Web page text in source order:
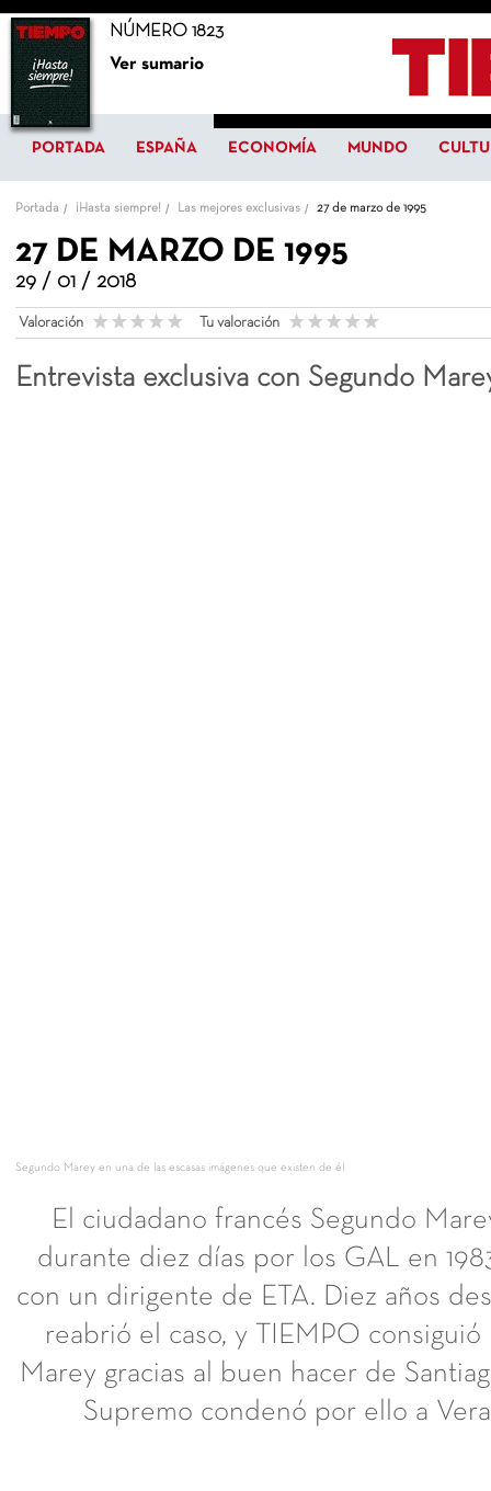
NÚMERO 1823
Ver sumario
PORTADA ESPAÑA ECONOMÍA MUNDO
Portada ¡Hasta siempre! Las mejores exclusivas 27 de marzo de 1995
27 DE MARZO DE 1995
29 / 01 / 2018
Valoración Tu valoración
Entrevista exclusiva con Segundo
Segundo Marey en una de las escasas imágenes que existen de él
El ciudadano francés Segundo
durante diez días por los GAL en
con un dirigente de ETA. Diez años
reabrió el caso, y TIEMPO
Marey gracias al buen hacer de
Supremo condenó por ello a